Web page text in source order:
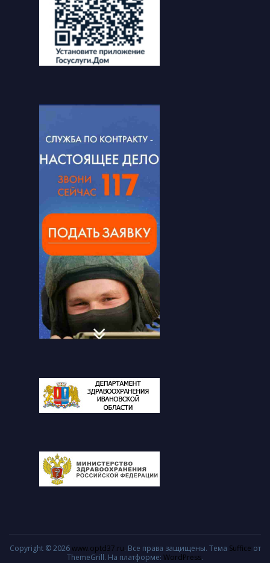
Copyright © 2026www.optd37.ru. Все права защищены. Тема Suffice от
ThemeGrill. На платформе: WordPress.